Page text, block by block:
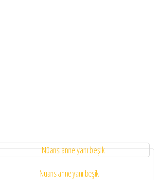
Nüans anne yanı beşik